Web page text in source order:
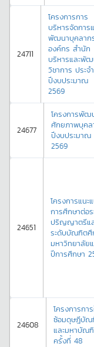
24711
โครงการการ
บริหารจัดการ
พัฒนาบุคลาก
องค์กร สำนัก
บริหารและพั
วิชาการ ประจำ
ปีงบประมาณ
2569
24677
โครงการพัฒ
ศักยภาพบุคล
ปีงบประมาณ
2569
24651
โครงการแนะ
การศึกษาต่อ
ปริญญาตรีแ
ระดับบัณฑิตศึ
มหาวิทยาลัย
ปีการศึกษา
24608
โครงการกา
ซ้อมดุษฎีบัณ
และมหาบัณ
ครั้งที่ 48